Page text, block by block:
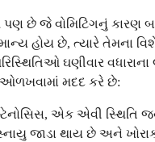
પણ છે જે વોમિટિંગનું
હોય છે, ત્યારે તેમના
ઘણીવાર
મદદ કરે છે:
એક એવી સ્થિતિ
જાડા થાય છે અને